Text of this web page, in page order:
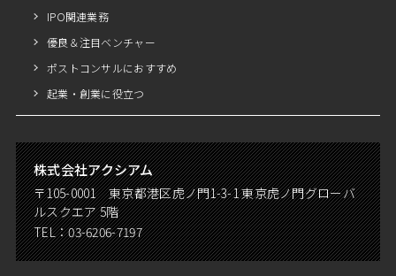
IPO関連業務
優良＆注目ベンチャー
ポストコンサルにおすすめ
起業・創業に役立つ
株式会社アクシアム
〒105-0001 東京都港区虎ノ門1-3-1 東京虎ノ門グローバ
ルスクエア 5階
TEL：03-6206-7197